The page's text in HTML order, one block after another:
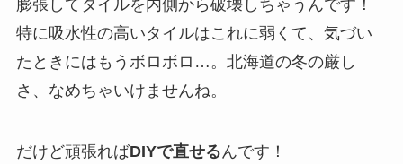
膨張してタイルを内側から破壊しちゃうんです！
特に吸水性の高いタイルはこれに弱くて、気づい
たときにはもうボロボロ…。北海道の冬の厳し
さ、なめちゃいけませんね。
だけど頑張ればDIYで直せるんです！